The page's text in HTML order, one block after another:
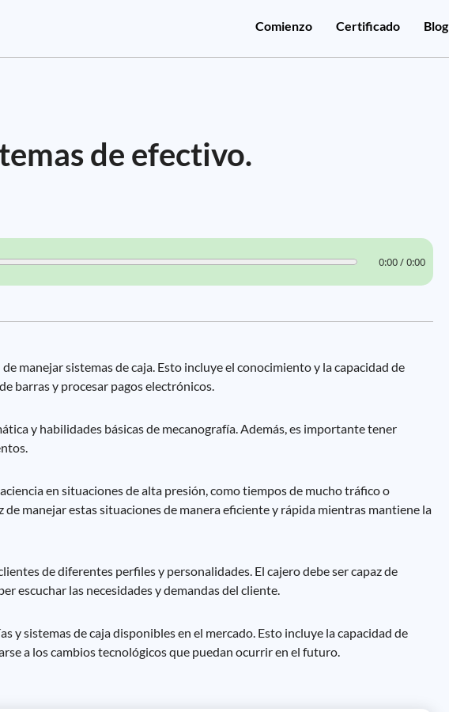
Comienzo Certificado Blog
de efectivo.
0:00 / 0:00
manejar sistemas de caja. Esto incluye el conocimiento y la capacidad de
barras y procesar pagos electrónicos.
y habilidades básicas de mecanografía. Además, es importante tener
en situaciones de alta presión, como tiempos de mucho tráfico o
manejar estas situaciones de manera eficiente y rápida mientras mantiene la
de diferentes perfiles y personalidades. El cajero debe ser capaz de
escuchar las necesidades y demandas del cliente.
y sistemas de caja disponibles en el mercado. Esto incluye la capacidad de
a los cambios tecnológicos que puedan ocurrir en el futuro.